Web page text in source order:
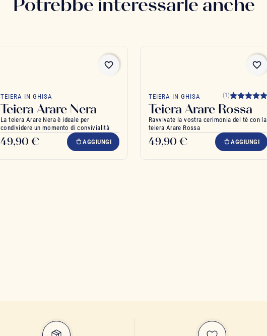
favorite_border
TEIERA IN GHISA
Teiera Arare Nera
La teiera Arare Nera è ideale per
condividere un momento di convivialità
49,90 € AGGIUNGI
favorite_border
TEIERA IN GHISA (1)
Teiera Arare Rossa
Ravvivate la vostra cerimonia del tè con la
teiera Arare Rossa
49,90 € AGGIUNGI